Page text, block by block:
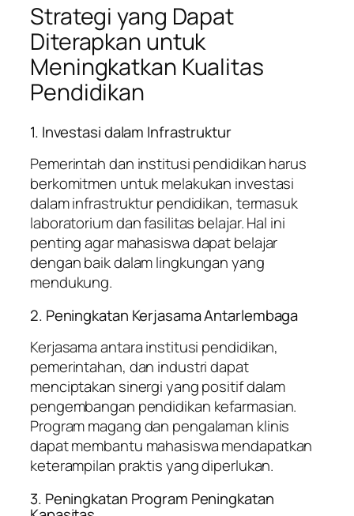
Strategi yang Dapat
Diterapkan untuk
Meningkatkan Kualitas
Pendidikan
1. Investasi dalam Infrastruktur
Pemerintah dan institusi pendidikan harus
berkomitmen untuk melakukan investasi
dalam infrastruktur pendidikan, termasuk
laboratorium dan fasilitas belajar. Hal ini
penting agar mahasiswa dapat belajar
dengan baik dalam lingkungan yang
mendukung.
2. Peningkatan Kerjasama Antarlembaga
Kerjasama antara institusi pendidikan,
pemerintahan, dan industri dapat
menciptakan sinergi yang positif dalam
pengembangan pendidikan kefarmasian.
Program magang dan pengalaman klinis
dapat membantu mahasiswa mendapatkan
keterampilan praktis yang diperlukan.
3. Peningkatan Program Peningkatan